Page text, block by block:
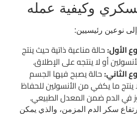
وكيفية عمله
نوعين رئيسيين:
الأول:حالة مناعية ذاتية حيث ينتج
أو لا ينتجه على الإطلاق.
الثاني:حالة يصبح فيها الجسم
ينتج ما يكفي من الأنسولين للحفاظ
في الدم ضمن المعدل الطبيعي.
سكر الدم المزمن، والذي يمكن